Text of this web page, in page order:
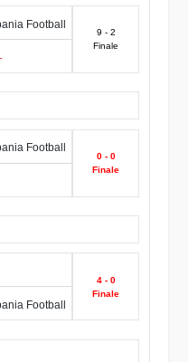
9 - 2
Finale
0 - 0
Finale
4 - 0
Finale